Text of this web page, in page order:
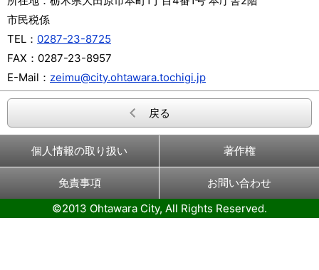
市民税係
TEL： 0287-23-8725
FAX： 0287-23-8957
E-Mail： zeimu@city.ohtawara.tochigi.jp
戻る
個人情報の取り扱い 著作権
免責事項
お問い合わせ
©2013 Ohtawara City, All Rights Reserved.